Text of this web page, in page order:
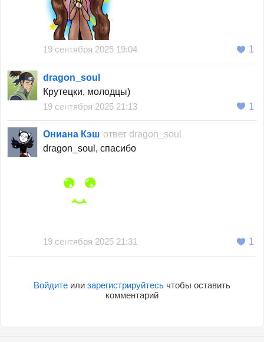
19 сентября 2025 19:04 1
dragon_soul
Крутецки, молодцы)
19 сентября 2025 21:13
1
Ониана Кэш ответ dragon_soul
dragon_soul, спасибо
19 сентября 2025 21:31 1
Войдитеили зарегистрируйтесьчтобы оставить
комментарий